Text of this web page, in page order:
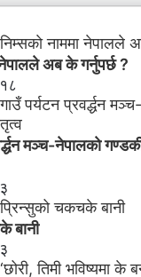
अब के गर्नुपर्छ ?
मञ्च-नेपालकाे
बानी